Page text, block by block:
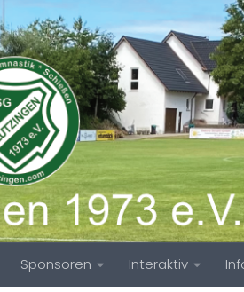
Sponsoren Interaktiv